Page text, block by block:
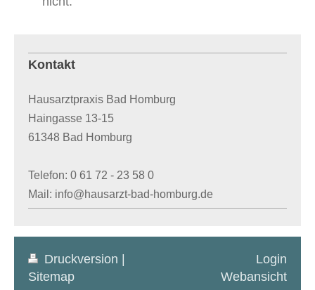
Kontakt
Hausarztpraxis Bad Homburg
Haingasse 13-15
61348 Bad Homburg
Telefon: 0 61 72 - 23 58 0
Mail: info@hausarzt-bad-homburg.de
Druckversion
Sitemap
Login
Webansicht